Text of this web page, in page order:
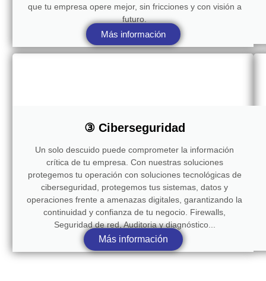
que tu empresa opere mejor, sin fricciones y con visión a
futuro.
Más información
③ Ciberseguridad
Un solo descuido puede comprometer la información
crítica de tu empresa. Con nuestras soluciones
protegemos tu operación con soluciones tecnológicas de
ciberseguridad, protegemos tus sistemas, datos y
operaciones frente a amenazas digitales, garantizando la
continuidad y confianza de tu negocio. Firewalls,
Seguridad de red, Auditoria y diagnóstico...
Más información